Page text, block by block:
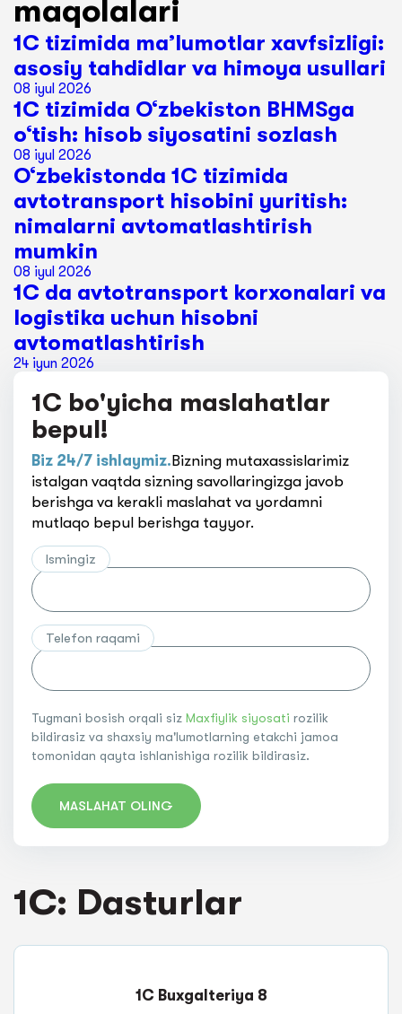
maqolalari
1C tizimida ma’lumotlar xavfsizligi:
asosiy tahdidlar va himoya usullari
08 iyul 2026
1C tizimida O‘zbekiston BHMSga
o‘tish: hisob siyosatini sozlash
08 iyul 2026
O‘zbekistonda 1C tizimida
avtotransport hisobini yuritish:
nimalarni avtomatlashtirish
mumkin
08 iyul 2026
1C da avtotransport korxonalari va
logistika uchun hisobni
avtomatlashtirish
24 iyun 2026
1C bo'yicha maslahatlar
bepul!
Biz 24/7 ishlaymiz.Bizning mutaxassislarimiz
istalgan vaqtda sizning savollaringizga javob
berishga va kerakli maslahat va yordamni
mutlaqo bepul berishga tayyor.
Ismingiz
Telefon raqami
Tugmani bosish orqali siz Maxfiylik siyosati rozilik
bildirasiz va shaxsiy ma'lumotlarning etakchi jamoa
tomonidan qayta ishlanishiga rozilik bildirasiz.
MASLAHAT OLING
1C: Dasturlar
1C Buxgalteriya 8